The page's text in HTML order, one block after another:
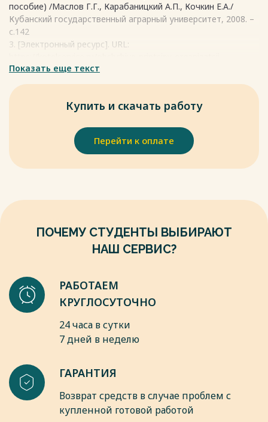
пособие) /Маслов Г.Г., Карабаницкий А.П., Кочкин Е.А./
Кубанский государственный аграрный университет, 2008. –
с.142
3. [Электронный ресурс]. URL:
remonta/
4. [Электронный ресурс]. URL: http://stroy-
technics.ru/article/osnovnye-printsipy-organizatsii-to-i-remonta
5. ГОСТ 25646-95 Эксплуатация строительных машин.
6. ГОСТ 18322-78. Система технического обслуживания и
ремонта техники. Термины и определения. – М.:
Стандартинформ, 2007. – 12 с.
7. Интернет-Проект avtomash.ru: [Электронный ресурс]. URL:
Весь текст будет доступен
Показать еще текст
Купить и скачать работу
Перейти к оплате
ПОЧЕМУ СТУДЕНТЫ ВЫБИРАЮТ
НАШ СЕРВИС?
РАБОТАЕМ
КРУГЛОСУТОЧНО
24 часа в сутки
7 дней в неделю
ГАРАНТИЯ
Возврат средств в случае проблем с
купленной готовой работой